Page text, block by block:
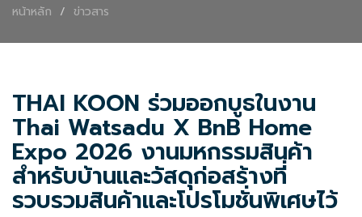
หน้าหลัก ข่าวสาร
THAI KOON ร่วมออกบูธในงาน
Thai Watsadu X BnB Home
Expo 2026 งานมหกรรมสินค้า
สำหรับบ้านและวัสดุก่อสร้างที่
รวบรวมสินค้าและโปรโมชั่นพิเศษไว้